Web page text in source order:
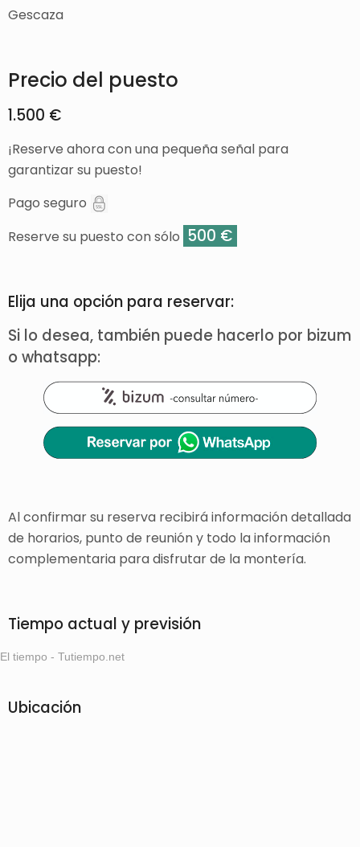
Gescaza
Precio del puesto
1.500 €
¡Reserve ahora con una pequeña señal para
garantizar su puesto!
Pago seguro
Reserve su puesto con sólo 500 €
Elija una opción para reservar:
Si lo desea, también puede hacerlo por bizum
o whatsapp:
Al confirmar su reserva recibirá información detallada
de horarios, punto de reunión y todo la información
complementaria para disfrutar de la montería.
Tiempo actual y previsión
El tiempo - Tutiempo.net
Ubicación